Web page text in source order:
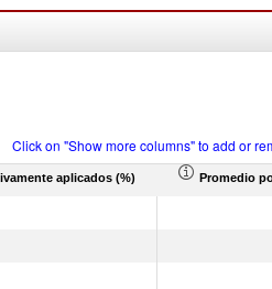
Click on "Show more columns" to add or
aplicados (%) Promedio